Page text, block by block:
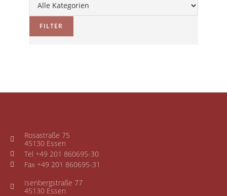
FILTER
Rosastraße 75
45130 Essen
Tel +49 201 860695-30
Fax +49 201 860695-31
Isenbergstraße 77
45130 Essen